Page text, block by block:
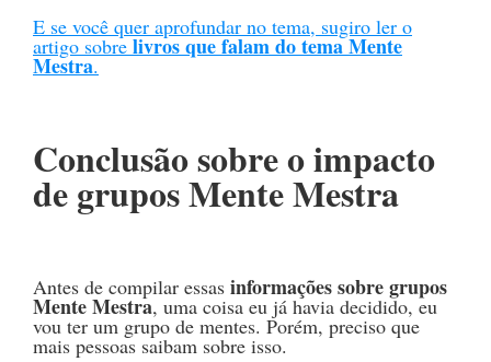
E se você quer aprofundar no tema, sugiro ler o
artigo sobre livros que falam do tema Mente
Mestra.
Conclusão sobre o impacto
de grupos Mente Mestra
Antes de compilar essas informações sobregrupos
Mente Mestra, uma coisa eu já havia decidido, eu
vou ter um grupo de mentes. Porém, preciso que
mais pessoas saibam sobre isso.